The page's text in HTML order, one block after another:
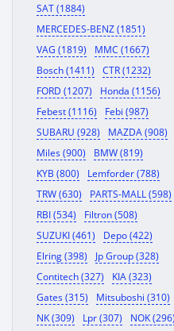
SAT (1884)
MERCEDES-BENZ (1851)
VAG (1819)
MMC (1667)
Bosch (1411)
CTR (1232)
FORD (1207)
Honda (1156)
Febest (1116)
Febi (987)
SUBARU (928)
MAZDA (908)
Miles (900)
BMW (819)
KYB (800)
Lemforder (788)
TRW (630)
PARTS-MALL (598)
RBI (534)
Filtron (508)
SUZUKI (461)
Depo (422)
Elring (398)
Jp Group (328)
Contitech (327)
KIA (323)
Gates (315)
Mitsuboshi (310)
NK (309)
Lpr (307)
NOK (296)